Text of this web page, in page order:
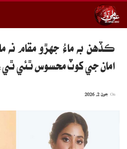
ڪڏهن به ماءُ جهڙو مقام نه
امان جي کوٽ محسوس ٿئي